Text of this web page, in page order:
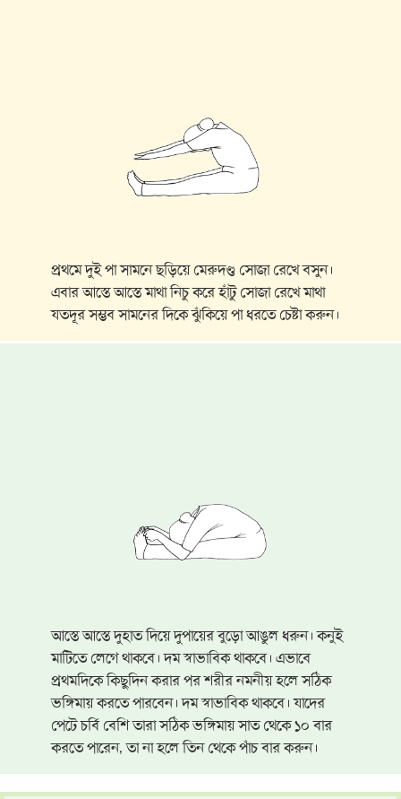
প্রথমে দুই পা সামনে ছড়িয়ে মেরুদণ্ড সোজা রেখে বসুন।
এবার আস্তে আস্তে মাথা নিচু করে হাঁটু সোজা রেখে মাথা
যতদূর সম্ভব সামনের দিকে ঝুঁকিয়ে পা ধরতে চেষ্টা করুন।
আস্তে আস্তে দুহাত দিয়ে দুপায়ের বুড়ো আঙুল ধরুন। কনুই
মাটিতে লেগে থাকবে। দম স্বাভাবিক থাকবে। এভাবে
প্রথমদিকে কিছুদিন করার পর শরীর নমনীয় হলে সঠিক
ভঙ্গিমায় করতে পারবেন। দম স্বাভাবিক থাকবে। যাদের
পেটে চর্বি বেশি তারা সঠিক ভঙ্গিমায় সাত থেকে ১০ বার
করতে পারেন, তা না হলে তিন থেকে পাঁচ বার করুন।